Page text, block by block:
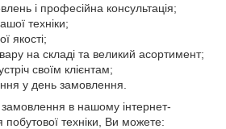
і професійна консультація;
техніки;
якості;
на складі та великий асортимент;
своїм клієнтам;
у день замовлення.
в нашому інтернет-
побутової техніки, Ви можете: